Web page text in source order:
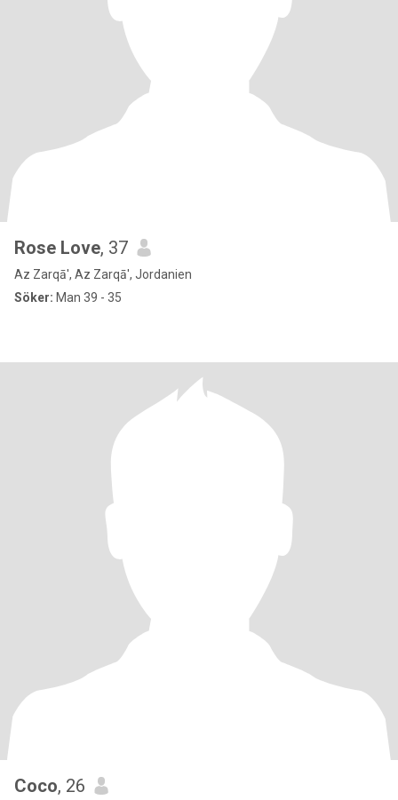
Rose Love, 37
Az Zarqā', Az Zarqā', Jordanien
Söker: Man 39 - 35
Coco, 26